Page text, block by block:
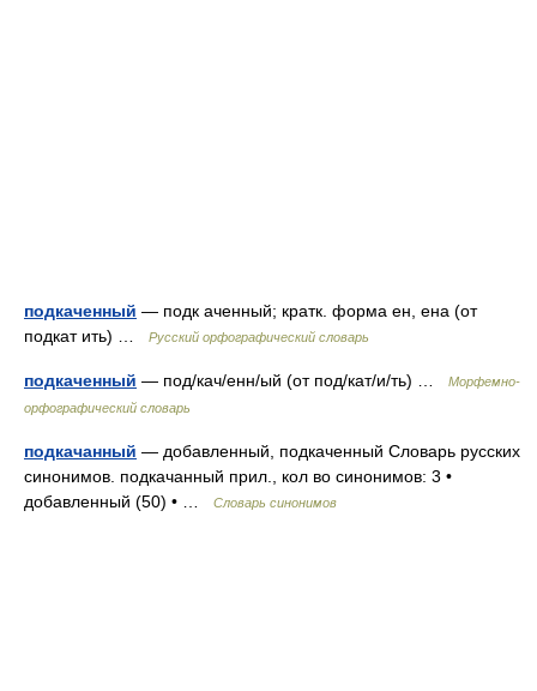
подкаченный — подк аченный; кратк. форма ен, ена (от
подкат ить) …
Русский орфографический словарь
подкаченный — под/кач/енн/ый (от под/кат/и/ть) …
Морфемно-
орфографический словарь
подкачанный — добавленный, подкаченный Словарь русских
синонимов. подкачанный прил., кол во синонимов: 3 •
добавленный (50) • …
Словарь синонимов